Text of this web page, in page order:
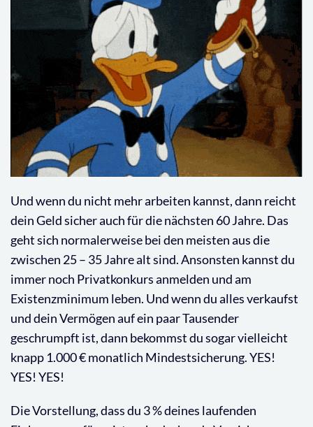
Und wenn du nicht mehr arbeiten kannst, dann reicht
dein Geld sicher auch für die nächsten 60 Jahre. Das
geht sich normalerweise bei den meisten aus die
zwischen 25 – 35 Jahre alt sind. Ansonsten kannst du
immer noch Privatkonkurs anmelden und am
Existenzminimum leben. Und wenn du alles verkaufst
und dein Vermögen auf ein paar Tausender
geschrumpft ist, dann bekommst du sogar vielleicht
knapp 1.000 € monatlich Mindestsicherung. YES!
YES! YES!
Die Vorstellung, dass du 3 % deines laufenden